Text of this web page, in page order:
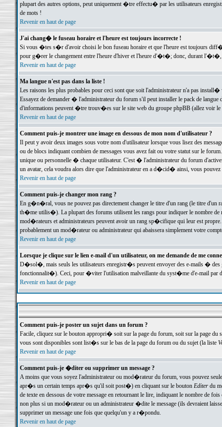
plupart des autres options, peut uniquement �tre effectu� par les utilisateurs
de mots !
Revenir en haut de page
J'ai chang� le fuseau horaire et l'heure est toujours incorrecte !
Si vous �tes s�r d'avoir choisi le bon fuseau horaire et que l'heure est toujours
pour g�rer le changement entre l'heure d'hiver et l'heure d'�t�; donc, durant
Revenir en haut de page
Ma langue n'est pas dans la liste !
Les raisons les plus probables pour ceci sont que soit l'administrateur n'a pas
Essayez de demander � l'administrateur du forum s'il peut installer le pack de
d'informations peuvent �tre trouv�es sur le site web du groupe phpBB (allez voir le
Revenir en haut de page
Comment puis-je montrer une image en dessous de mon nom d'utilisateur ?
Il peut y avoir deux images sous votre nom d'utilisateur lorsque vous lisez des
ou de blocs indiquant combien de messages vous avez fait ou votre statut sur le
unique ou personnelle � chaque utilisateur. C'est � l'administrateur du forum
un avatar, cela voudra alors dire que l'administrateur en a d�cid� ainsi, vous
Revenir en haut de page
Comment puis-je changer mon rang ?
En g�n�ral, vous ne pouvez pas directement changer le titre d'un rang (le titre d'un
th�me utilis�). La plupart des forums utilisent les rangs pour indiquer le nombre de
mod�rateurs et administrateurs peuvent avoir un rang sp�cifique qui leur est
probablement un mod�rateur ou administrateur qui abaissera simplement votre
Revenir en haut de page
Lorsque je clique sur le lien e-mail d'un utilisateur, on me demande de me
D�sol�, mais seuls les utilisateurs enregistr�s peuvent envoyer des e-mails �
fonctionnalit�). Ceci, pour �viter l'utilisation malveillante du syst�me d'e-mail par
Revenir en haut de page
Comment puis-je poster un sujet dans un forum ?
Facile, cliquez sur le bouton appropri� soit sur la page du forum, soit sur la page du
vous sont disponibles sont list�s sur le bas de la page du forum ou du sujet (la liste
Revenir en haut de page
Comment puis-je �diter ou supprimer un message ?
A moins que vous soyez l'administrateur ou mod�rateur du forum, vous pouvez
apr�s un certain temps apr�s qu'il soit post�) en cliquant sur le bouton Editerdu
de texte en dessous de votre message en retournant le lire, indiquant le nombre
non plus si un mod�rateur ou un administrateur �dite le message (ils devraient
supprimer un message une fois que quelqu'un y a r�pondu.
Revenir en haut de page